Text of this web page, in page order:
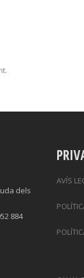
dels
884
AVÍS